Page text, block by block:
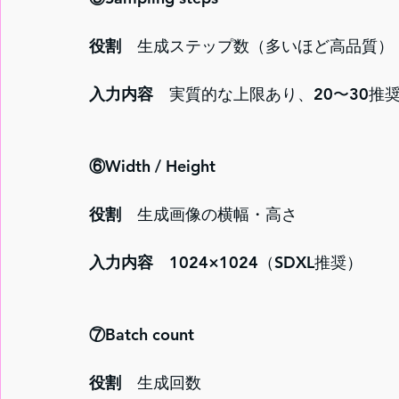
役割 生成ステップ数（多いほど高品質）
入力内容 実質的な上限あり、20〜30推
⑥Width / Height
役割 生成画像の横幅・高さ
入力内容 1024×1024（SDXL推奨）
⑦Batch count
役割 生成回数